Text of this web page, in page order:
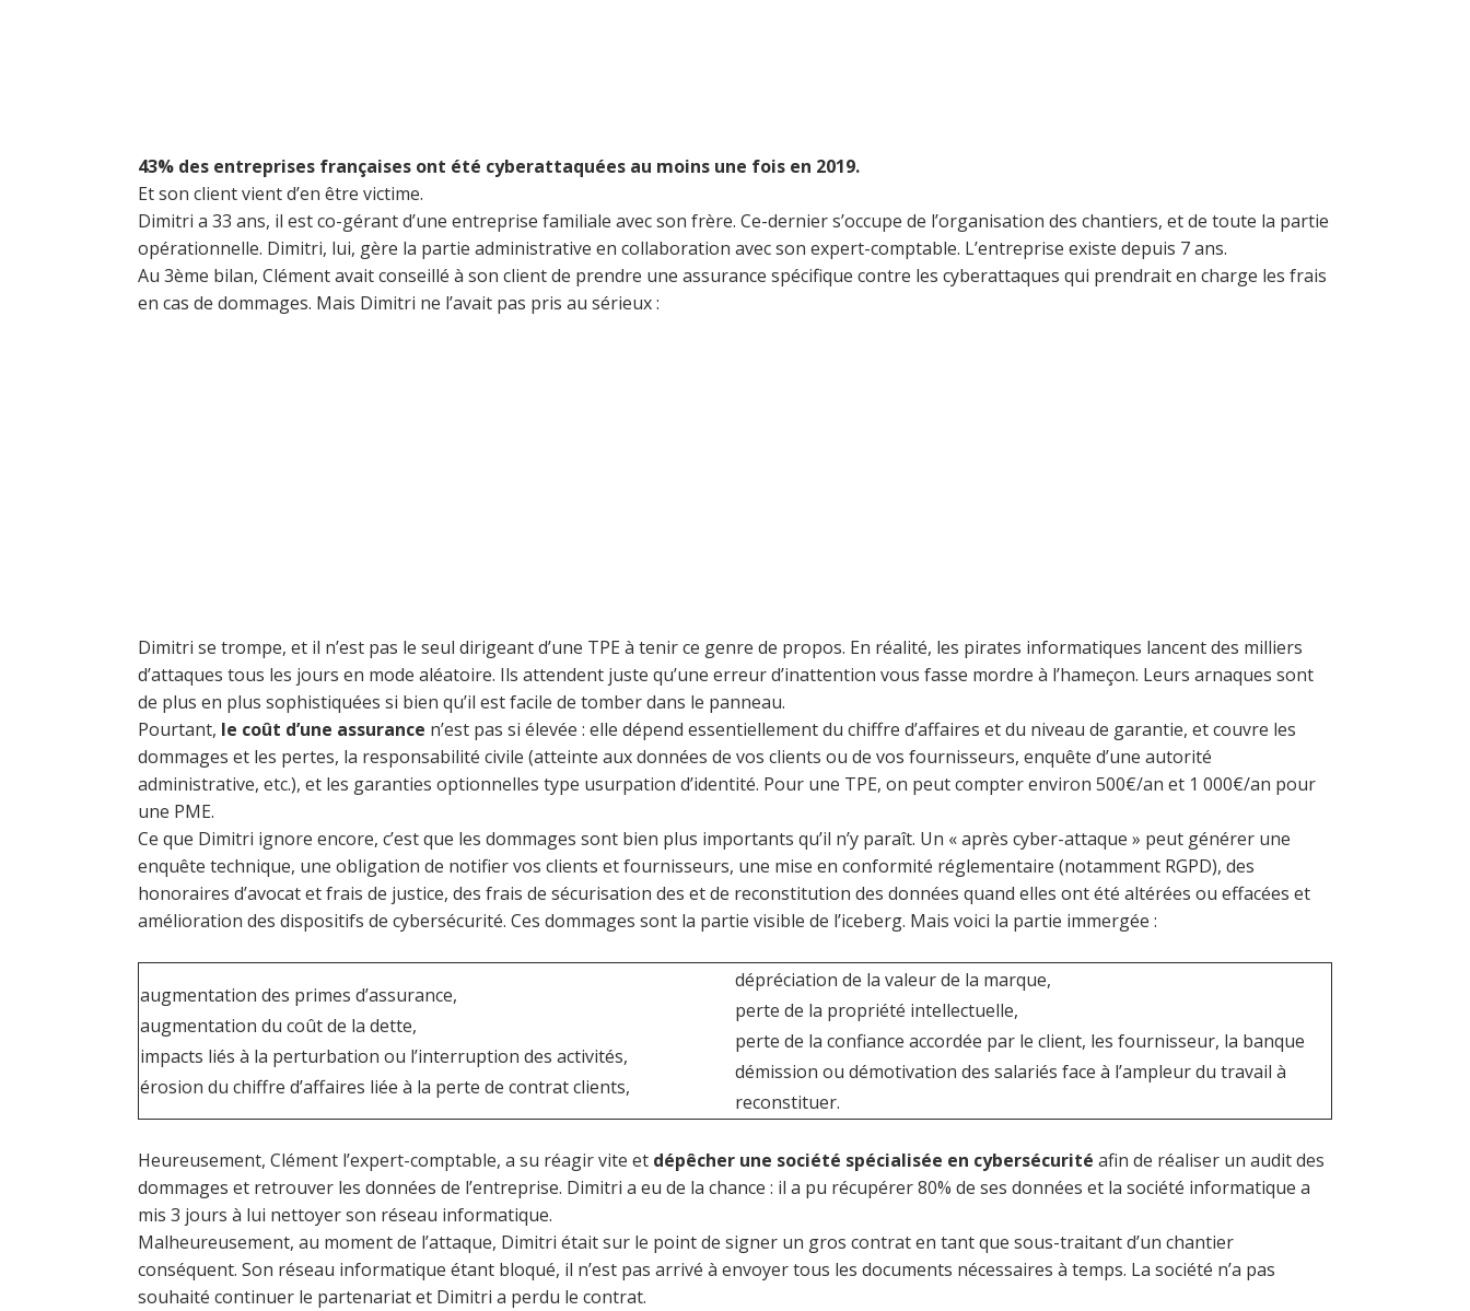
43% des entreprises françaises ont été cyberattaquées au moins une fois en 2019.
Et son client vient d’en être victime.
Dimitri a 33 ans, il est co-gérant d’une entreprise familiale avec son frère. Ce-dernier s’occupe de l’organisation des chantiers, et de toute la partie
opérationnelle. Dimitri, lui, gère la partie administrative en collaboration avec son expert-comptable. L’entreprise existe depuis 7 ans.
Au 3ème bilan, Clément avait conseillé à son client de prendre une assurance spécifique contre les cyberattaques qui prendrait en charge les frais
en cas de dommages. Mais Dimitri ne l’avait pas pris au sérieux :
Dimitri se trompe, et il n’est pas le seul dirigeant d’une TPE à tenir ce genre de propos. En réalité, les pirates informatiques lancent des milliers
d’attaques tous les jours en mode aléatoire. Ils attendent juste qu’une erreur d’inattention vous fasse mordre à l’hameçon. Leurs arnaques sont
de plus en plus sophistiquées si bien qu’il est facile de tomber dans le panneau.
Pourtant, le coût d’une assurance n’est pas si élevée : elle dépend essentiellement du chiffre d’affaires et du niveau de garantie, et couvre les
dommages et les pertes, la responsabilité civile (atteinte aux données de vos clients ou de vos fournisseurs, enquête d’une autorité
administrative, etc.), et les garanties optionnelles type usurpation d’identité. Pour une TPE, on peut compter environ 500€/an et 1 000€/an pour
une PME.
Ce que Dimitri ignore encore, c’est que les dommages sont bien plus importants qu’il n’y paraît. Un « après cyber-attaque » peut générer une
enquête technique, une obligation de notifier vos clients et fournisseurs, une mise en conformité réglementaire (notamment RGPD), des
honoraires d’avocat et frais de justice, des frais de sécurisation des et de reconstitution des données quand elles ont été altérées ou effacées et
amélioration des dispositifs de cybersécurité. Ces dommages sont la partie visible de l’iceberg. Mais voici la partie immergée :
augmentation des primes d’assurance,
augmentation du coût de la dette,
impacts liés à la perturbation ou l’interruption des activités,
érosion du chiffre d’affaires liée à la perte de contrat clients,
dépréciation de la valeur de la marque,
perte de la propriété intellectuelle,
perte de la confiance accordée par le client, les fournisseur, la banque
démission ou démotivation des salariés face à l’ampleur du travail à
reconstituer.
Heureusement, Clément l’expert-comptable, a su réagir vite et dépêcher une société spécialisée en cybersécurité afin de réaliser un audit des
dommages et retrouver les données de l’entreprise. Dimitri a eu de la chance : il a pu récupérer 80% de ses données et la société informatique a
mis 3 jours à lui nettoyer son réseau informatique.
Malheureusement, au moment de l’attaque, Dimitri était sur le point de signer un gros contrat en tant que sous-traitant d’un chantier
conséquent. Son réseau informatique étant bloqué, il n’est pas arrivé à envoyer tous les documents nécessaires à temps. La société n’a pas
souhaité continuer le partenariat et Dimitri a perdu le contrat.